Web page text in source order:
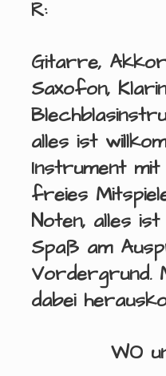
R:
Gitarre,
Saxofon,
alles ist
Instrument mit
freies
Noten, alles
Spaß am
Vordergrund.
dabei
WO